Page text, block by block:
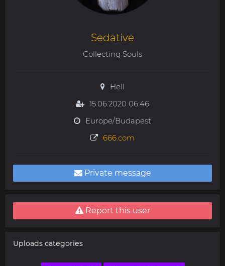
Sedative
Collecting Souls
Hell
15.06.2020 06:46
Europe/Budapest
666.com
Private message
Report this user
Uploads categories